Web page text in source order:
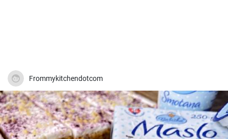
Frommykitchendotcom